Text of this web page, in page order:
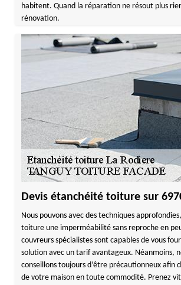
habitent. Quand la réparation ne résout plus
rénovation.
Devis étanchéité toiture sur
Nous pouvons avec des techniques
toiture une imperméabilité sans reproche en
couvreurs spécialistes sont capables de vous
solution avec un tarif avantageux. Néanmoins,
conseillons toujours d’être précautionneux
de votre maison en toute commodité. Prenez